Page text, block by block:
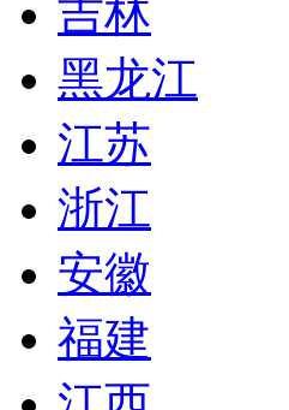
吉林
黑龙江
江苏
浙江
安徽
福建